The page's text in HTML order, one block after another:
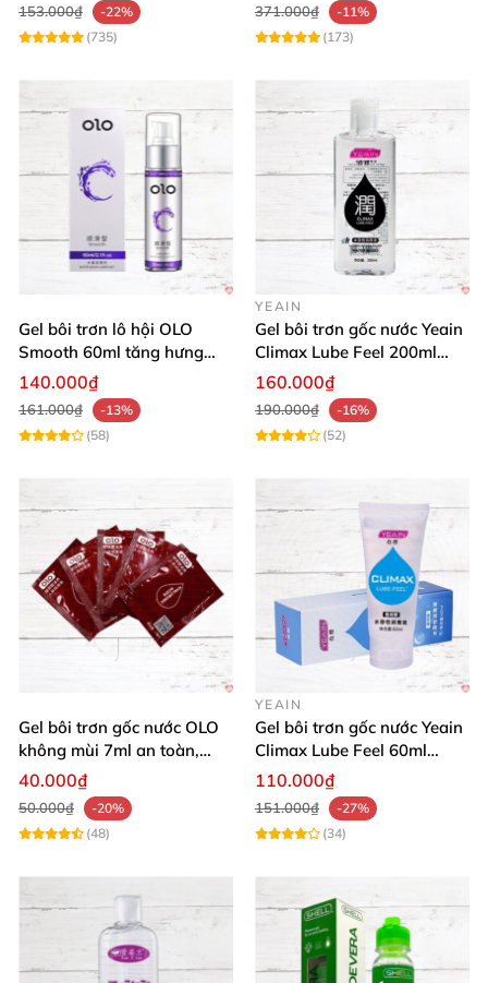
153.000₫
-22%
(735)
371.000₫
-11%
(173)
Gel bôi trơn lô hội OLO
Smooth 60ml tăng hưng
phấn, dễ chịu
140.000₫
161.000₫
-13%
(58)
YEAIN
Gel bôi trơn gốc nước Yeain
Climax Lube Feel 200ml
chất lượng
160.000₫
190.000₫
-16%
(52)
Gel bôi trơn gốc nước OLO
không mùi 7ml an toàn,
chất lượng
40.000₫
50.000₫
-20%
(48)
YEAIN
Gel bôi trơn gốc nước Yeain
Climax Lube Feel 60ml
Thăng hoa tối ưu
110.000₫
151.000₫
-27%
(34)